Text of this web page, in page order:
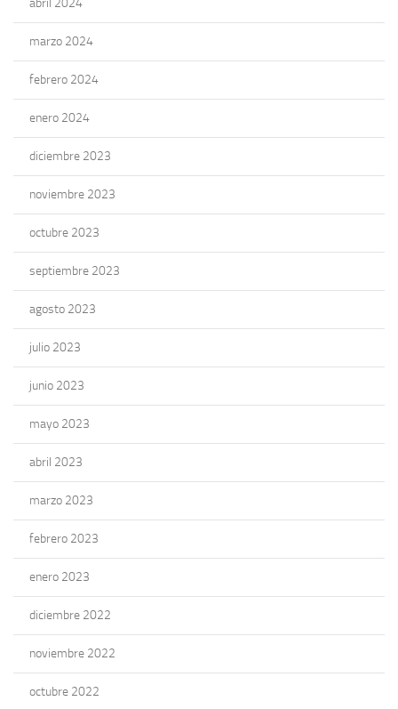
marzo 2024
febrero 2024
enero 2024
diciembre 2023
noviembre 2023
octubre 2023
septiembre 2023
agosto 2023
julio 2023
junio 2023
mayo 2023
abril 2023
marzo 2023
febrero 2023
enero 2023
diciembre 2022
noviembre 2022
octubre 2022